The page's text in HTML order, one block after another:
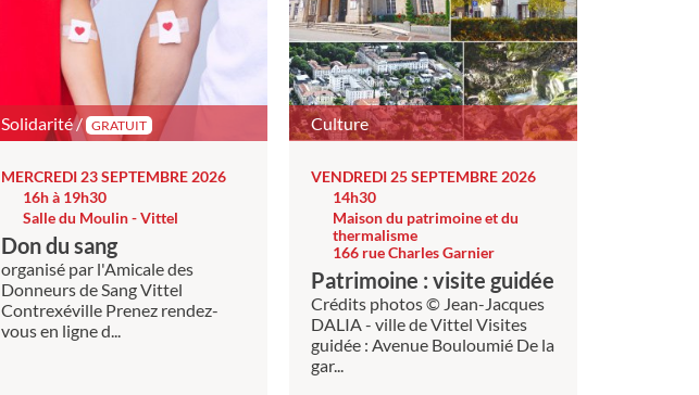
Solidarité / GRATUIT
MERCREDI 23 SEPTEMBRE 2026
16h à 19h30
Salle du Moulin - Vittel
Don du sang
organisé par l'Amicale des
Donneurs de Sang Vittel
Contrexéville Prenez rendez-
vous en ligne d...
Culture
VENDREDI 25 SEPTEMBRE 2026
14h30
Maison du patrimoine et du
thermalisme
166 rue Charles Garnier
Patrimoine : visite guidée
Crédits photos © Jean-Jacques
DALIA - ville de Vittel Visites
guidée : Avenue Bouloumié De la
gar...